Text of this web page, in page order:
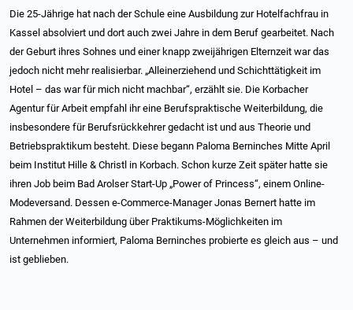
Die 25-Jährige hat nach der Schule eine Ausbildung zur Hotelfachfrau in
Kassel absolviert und dort auch zwei Jahre in dem Beruf gearbeitet. Nach
der Geburt ihres Sohnes und einer knapp zweijährigen Elternzeit war das
jedoch nicht mehr realisierbar. „Alleinerziehend und Schichttätigkeit im
Hotel – das war für mich nicht machbar“, erzählt sie. Die Korbacher
Agentur für Arbeit empfahl ihr eine Berufspraktische Weiterbildung, die
insbesondere für Berufsrückkehrer gedacht ist und aus Theorie und
Betriebspraktikum besteht. Diese begann Paloma Berninches Mitte April
beim Institut Hille & Christl in Korbach. Schon kurze Zeit später hatte sie
ihren Job beim Bad Arolser Start-Up „Power of Princess“, einem Online-
Modeversand. Dessen e-Commerce-Manager Jonas Bernert hatte im
Rahmen der Weiterbildung über Praktikums-Möglichkeiten im
Unternehmen informiert, Paloma Berninches probierte es gleich aus – und
ist geblieben.